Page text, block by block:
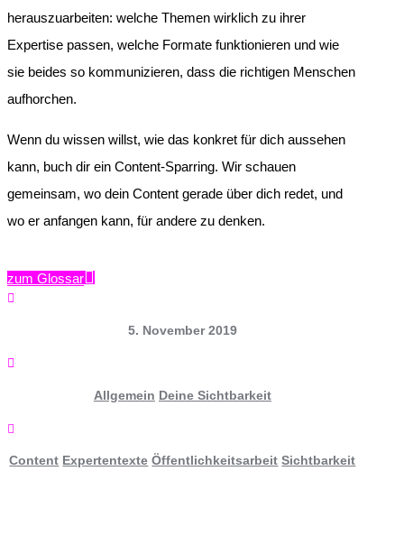
herauszuarbeiten: welche Themen wirklich zu ihrer
Expertise passen, welche Formate funktionieren und wie
sie beides so kommunizieren, dass die richtigen Menschen
aufhorchen.
Wenn du wissen willst, wie das konkret für dich aussehen
kann, buch dir ein Content-Sparring. Wir schauen
gemeinsam, wo dein Content gerade über dich redet, und
wo er anfangen kann, für andere zu denken.
zum Glossar

5. November 2019

Allgemein Deine Sichtbarkeit

Content Expertentexte Öffentlichkeitsarbeit Sichtbarkeit